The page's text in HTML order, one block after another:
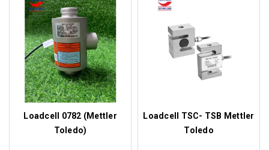
Loadcell 0782 (Mettler
Toledo)
Loadcell TSC- TSB Mettler
Toledo